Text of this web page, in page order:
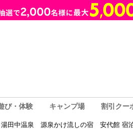
び・体験 キャンプ場 割引クー
湯田中温泉 源泉かけ流しの宿 安代館 宿